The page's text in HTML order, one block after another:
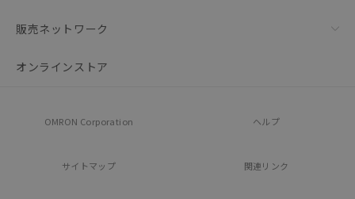
販売ネットワーク
オンラインストア
OMRON Corporation ヘルプ
サイトマップ 関連リンク